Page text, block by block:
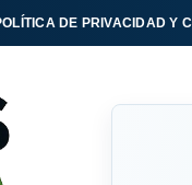
DE PRIVACIDAD Y